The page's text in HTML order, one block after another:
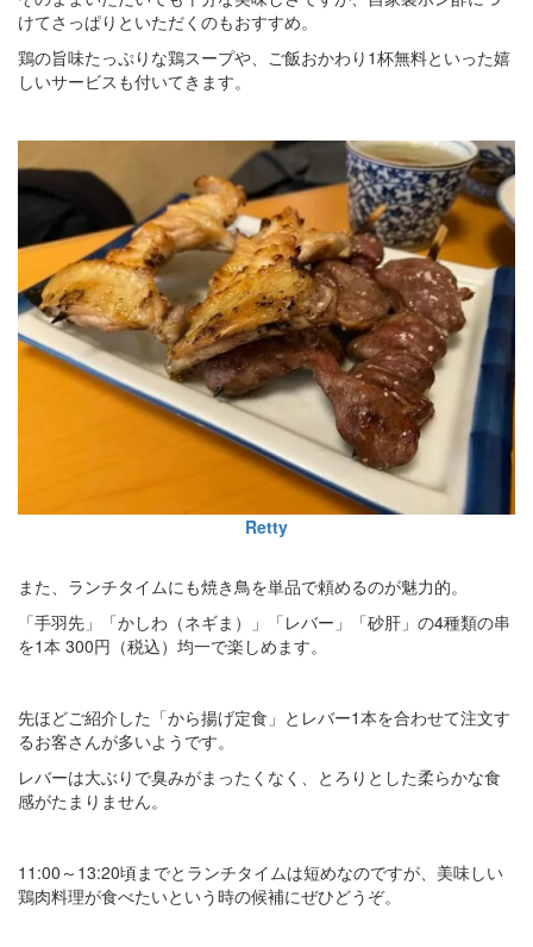
けてさっぱりといただくのもおすすめ。
鶏の旨味たっぷりな鶏スープや、ご飯おかわり1杯無料といった嬉
しいサービスも付いてきます。
Retty
また、ランチタイムにも焼き鳥を単品で頼めるのが魅力的。
「手羽先」「かしわ（ネギま）」「レバー」「砂肝」の4種類の串
を1本 300円（税込）均一で楽しめます。
先ほどご紹介した「から揚げ定食」とレバー1本を合わせて注文す
るお客さんが多いようです。
レバーは大ぶりで臭みがまったくなく、とろりとした柔らかな食
感がたまりません。
11:00～13:20頃までとランチタイムは短めなのですが、美味しい
鶏肉料理が食べたいという時の候補にぜひどうぞ。